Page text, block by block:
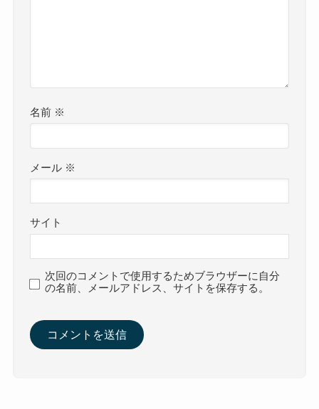
名前 ※
メール ※
サイト
次回のコメントで使用するためブラウザーに自分
の名前、メールアドレス、サイトを保存する。